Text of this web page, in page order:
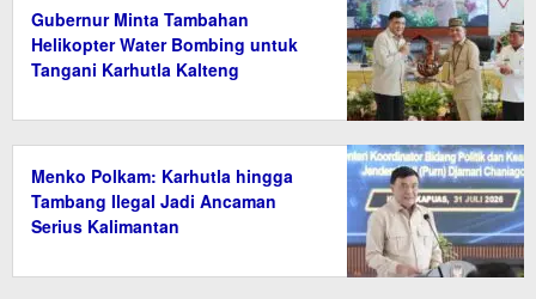
Gubernur Minta Tambahan
Helikopter Water Bombing untuk
Tangani Karhutla Kalteng
Menko Polkam: Karhutla hingga
Tambang Ilegal Jadi Ancaman
Serius Kalimantan